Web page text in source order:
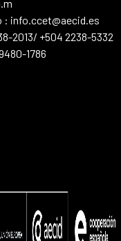
: info.ccet@aecid.es
2013/ +504 2238-5332
1786